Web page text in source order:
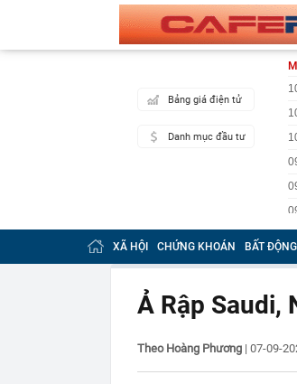
Bảng giá điện tử
Danh mục đầu tư
XÃ HỘI CHỨNG KHOÁN BẤT
Ả Rập Saudi,
Theo Hoàng Phương | 07-09-